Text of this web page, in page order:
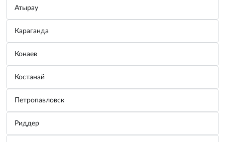
Атырау
Караганда
Конаев
Костанай
Петропавловск
Риддер